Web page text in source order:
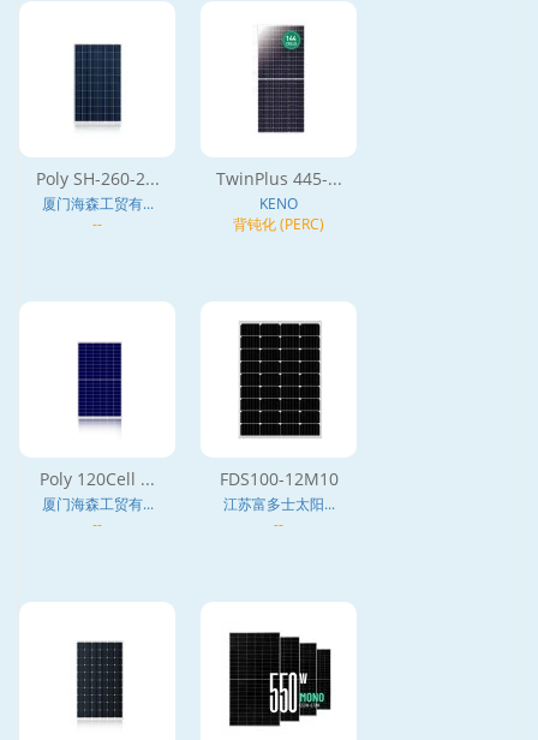
Poly SH-260-2...
厦门海森工贸有...
--
TwinPlus 445-...
KENO
背钝化 (PERC)
Poly 120Cell ...
厦门海森工贸有...
--
FDS100-12M10
江苏富多士太阳...
--